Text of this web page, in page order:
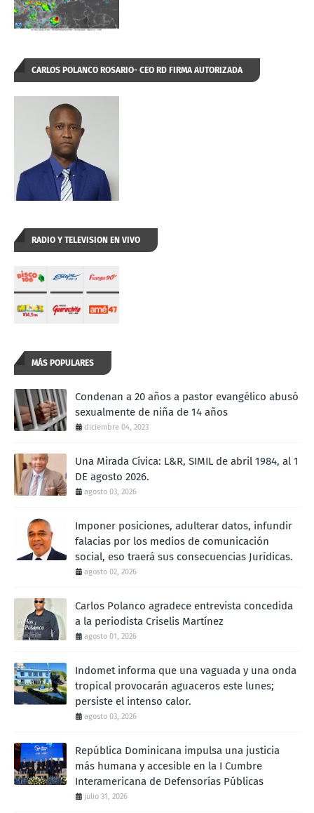
CARLOS POLANCO ROSARIO- CEO RD FIRMA AUTORIZADA
RADIO Y TELEVISION EN VIVO
MÁS POPULARES
Condenan a 20 años a pastor evangélico abusó
sexualmente de niña de 14 años
diciembre 04, 2023
Una Mirada Cívica: L&R, SIMIL de abril 1984, al 1
DE agosto 2026.
agosto 03, 2026
Imponer posiciones, adulterar datos, infundir
falacias por los medios de comunicación
social, eso traerá sus consecuencias Jurídicas.
agosto 02, 2026
Carlos Polanco agradece entrevista concedida
a la periodista Criselis Martínez
agosto 01, 2026
Indomet informa que una vaguada y una onda
tropical provocarán aguaceros este lunes;
persiste el intenso calor.
agosto 03, 2026
República Dominicana impulsa una justicia
más humana y accesible en la I Cumbre
Interamericana de Defensorías Públicas
julio 31, 2026